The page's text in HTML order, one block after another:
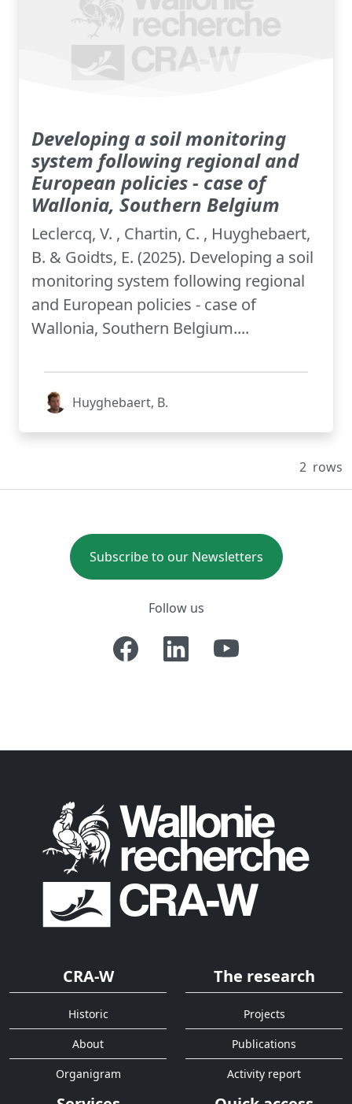
Developing a soil monitoring
system following regional and
European policies - case of
Wallonia, Southern Belgium
Leclercq, V. , Chartin, C. , Huyghebaert,
B. & Goidts, E. (2025). Developing a soil
monitoring system following regional
and European policies - case of
Wallonia, Southern Belgium....
Huyghebaert, B.
2 rows
Subscribe to our Newsletters
Follow us
CRA-W
Historic
About
Organigram
The research
Projects
Publications
Activity report